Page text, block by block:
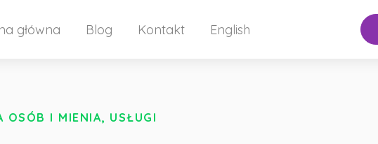
główna Blog Kontakt English
OSÓB I MIENIA, USŁUGI